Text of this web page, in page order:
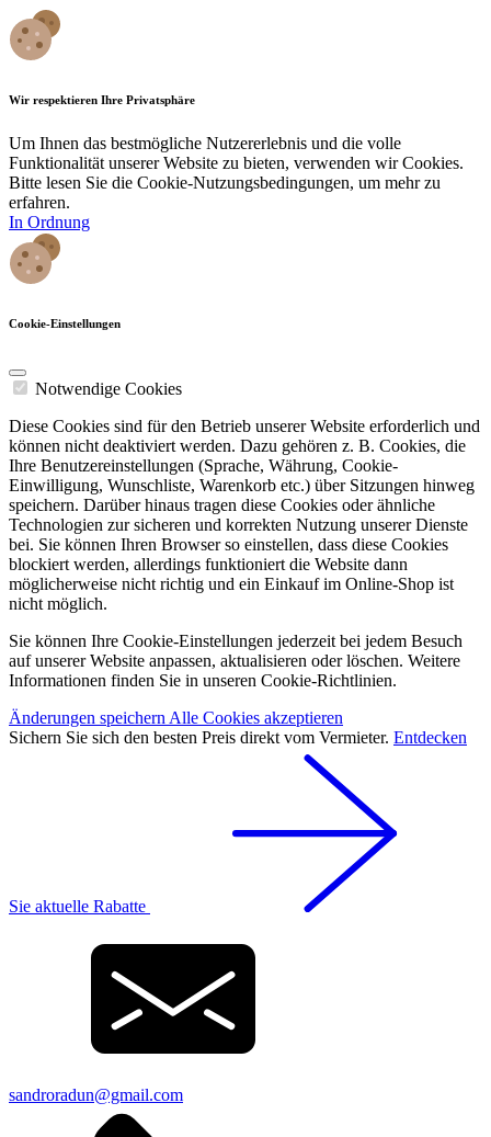
Wir respektieren Ihre Privatsphäre
Um Ihnen das bestmögliche Nutzererlebnis und die volle
Funktionalität unserer Website zu bieten, verwenden wir Cookies.
Bitte lesen Sie die Cookie-Nutzungsbedingungen, um mehr zu
erfahren.
In Ordnung
Cookie-Einstellungen
Notwendige Cookies
Diese Cookies sind für den Betrieb unserer Website erforderlich und
können nicht deaktiviert werden. Dazu gehören z. B. Cookies, die
Ihre Benutzereinstellungen (Sprache, Währung, Cookie-
Einwilligung, Wunschliste, Warenkorb etc.) über Sitzungen hinweg
speichern. Darüber hinaus tragen diese Cookies oder ähnliche
Technologien zur sicheren und korrekten Nutzung unserer Dienste
bei. Sie können Ihren Browser so einstellen, dass diese Cookies
blockiert werden, allerdings funktioniert die Website dann
möglicherweise nicht richtig und ein Einkauf im Online-Shop ist
nicht möglich.
Sie können Ihre Cookie-Einstellungen jederzeit bei jedem Besuch
auf unserer Website anpassen, aktualisieren oder löschen. Weitere
Informationen finden Sie in unseren Cookie-Richtlinien.
Änderungen speichern Alle Cookies akzeptieren
Sichern Sie sich den besten Preis direkt vom Vermieter. Entdecken
Sie aktuelle Rabatte
sandroradun@gmail.com